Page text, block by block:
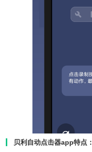
贝利自动点击器app特点：